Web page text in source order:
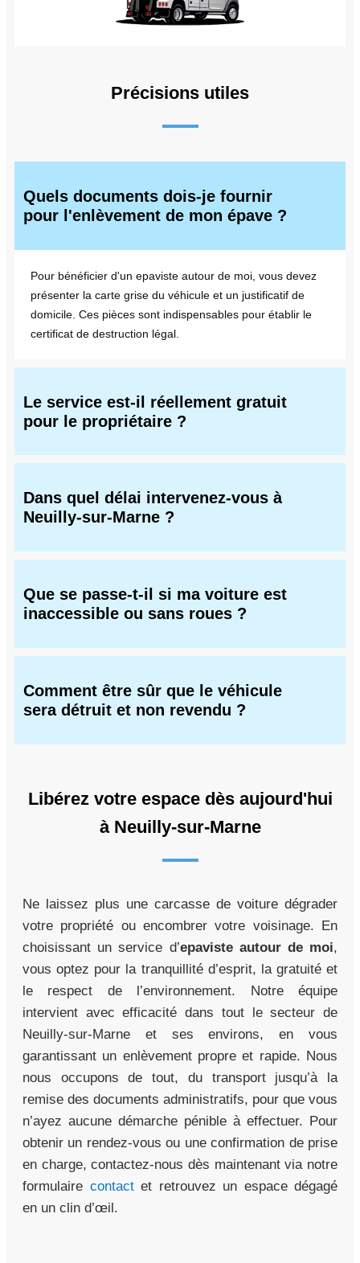
Précisions utiles
Quels documents dois-je fournir
pour l'enlèvement de mon épave ?
Pour bénéficier d'un epaviste autour de moi, vous devez
présenter la carte grise du véhicule et un justificatif de
domicile. Ces pièces sont indispensables pour établir le
certificat de destruction légal.
Le service est-il réellement gratuit
pour le propriétaire ?
Dans quel délai intervenez-vous à
Neuilly-sur-Marne ?
Que se passe-t-il si ma voiture est
inaccessible ou sans roues ?
Comment être sûr que le véhicule
sera détruit et non revendu ?
Libérez votre espace dès aujourd'hui
à Neuilly-sur-Marne
Ne laissez plus une carcasse de voiture dégrader
votre propriété ou encombrer votre voisinage. En
choisissant un service d’epaviste autour de moi,
vous optez pour la tranquillité d’esprit, la gratuité et
le respect de l’environnement. Notre équipe
intervient avec efficacité dans tout le secteur de
Neuilly-sur-Marne et ses environs, en vous
garantissant un enlèvement propre et rapide. Nous
nous occupons de tout, du transport jusqu’à la
remise des documents administratifs, pour que vous
n’ayez aucune démarche pénible à effectuer. Pour
obtenir un rendez-vous ou une confirmation de prise
en charge, contactez-nous dès maintenant via notre
formulaire contactet retrouvez un espace dégagé
en un clin d’œil.